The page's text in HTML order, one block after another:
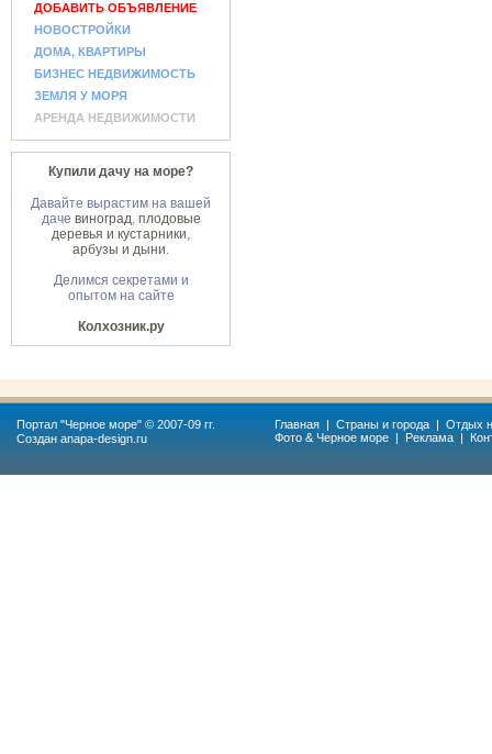
ДОБАВИТЬ ОБЪЯВЛЕНИЕ
НОВОСТРОЙКИ
ДОМА, КВАРТИРЫ
БИЗНЕС НЕДВИЖИМОСТЬ
ЗЕМЛЯ У МОРЯ
АРЕНДА НЕДВИЖИМОСТИ
Купили дачу на море?
Давайте вырастим на вашей
даче виноград, плодовые
деревья и кустарники,
арбузы и дыни.
Делимся секретами и
опытом на сайте
Колхозник.ру
Портал "Черное море" © 2007-09 гг.
Создан anapa-design.ru
Главная | Страны и города | Отдых
Фото & Черное море | Реклама |